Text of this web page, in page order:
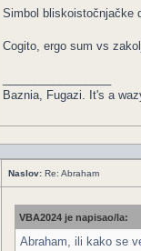
Simbol bliskoistočnjačke
Cogito, ergo sum vs
Baznia, Fugazi. It's a
Naslov: Re: Abraham
VBA2024 je napisao/la:
Abraham, ili kako se